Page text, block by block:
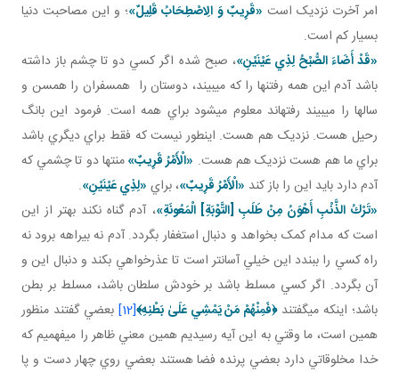
امر آخرت نزديک است «قَرِيبٌ وَ الِاصْطِحَابُ قَلِيلٌ»؛ و اين مصاحبت دنيا
بسيار کم است.
«قَدْ أَضَاءَ الصُّبْحُ لِذِي عَيْنَيْنِ‏»، صبح شده اگر کسي دو تا چشم باز داشته
باشد آدم اين همه رفتن ها را که مي بيند، دوستان را همسفران را همسن و
سال ها را مي بيند رفته اند معلوم مي شود براي همه است. فرمود اين بانگ
رحيل هست. نزديک هم هست. اين طور نيست که فقط براي ديگري باشد
براي ما هم هست نزديک هم هست. «الْأَمْرُ قَرِيبٌ»منتها دو تا چشمي که
آدم دارد بايد اين را باز کند «الْأَمْرُ قَرِيبٌ»، براي «لِذِي عَيْنَيْنِ‏».
«تَرْكُ الذَّنْبِ أَهْوَنُ مِنْ طَلَبِ [التَّوْبَةِ] الْمَعُونَةِ»، آدم گناه نکند بهتر از اين
است که مدام کمک بخواهد و دنبال استغفار بگردد. آدم نه بيراهه برود نه
راه کسي را ببندد اين خيلي آسان تر است تا عذرخواهي بکند و دنبال اين و
آن بگردد. اگر کسي مسلط باشد بر خودش سلطان باشد، مسلط بر بطن
باشد؛ اينکه مي گفتند﴿فَمِنْهُمْ مَنْ يَمْشِي عَلَىٰ بَطْنِهِ﴾[12]
بعضي گفتند منظور
همين است، ما وقتي به اين آيه رسيديم همين معني ظاهر را مي فهميم که
خدا مخلوقاتي دارد بعضي پرنده فضا هستند بعضي روي چهار دست و پا